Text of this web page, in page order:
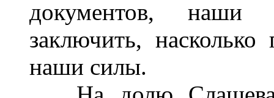
документов, наши
заключить,
наши силы.